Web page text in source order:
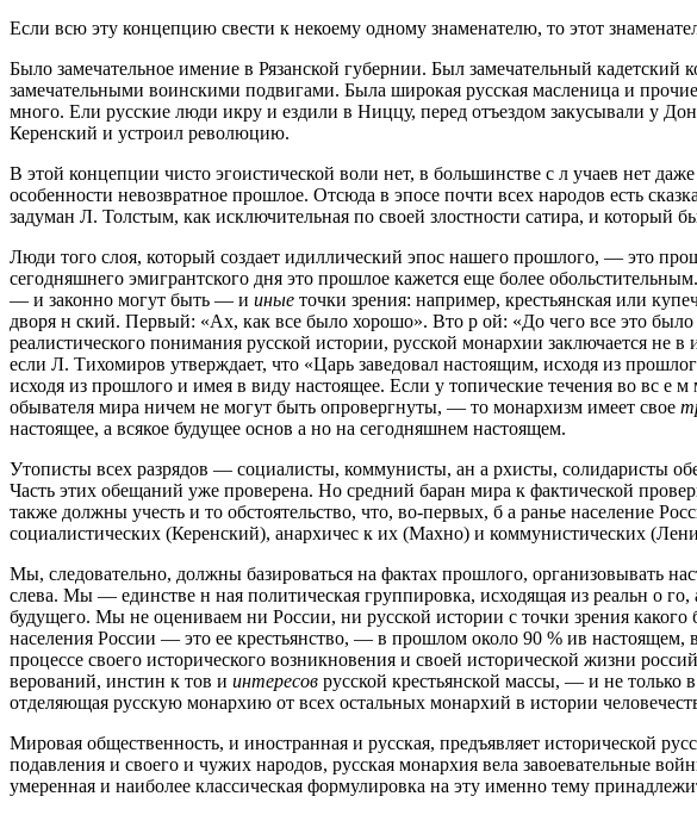
Если всю эту концепцию свести к некоему одному знаменателю, то этот
Было замечательное имение в Рязанской губернии. Был замечательный
замечательными воинскими подвигами. Была широкая русская масленица и
много. Ели русские люди икру и ездили в Ниццу, перед отъездом закусывали у
Керенский и устроил революцию.
В этой концепции чисто эгоистической воли нет, в большинстве с л учаев нет
особенности невозвратное прошлое. Отсюда в эпосе почти всех народов есть
задуман Л. Толстым, как исключительная по своей злостности сатира, и который
Люди того слоя, который создает идиллический эпос нашего прошлого, — это
сегодняшнего эмигрантского дня это прошлое кажется еще более
— и законно могут быть — и иные точки зрения: например, крестьянская или
дворя н ский. Первый: «Ах, как все было хорошо». Вто р ой: «До чего все это
реалистического понимания русской истории, русской монархии заключается
если Л. Тихомиров утверждает, что «Царь заведовал настоящим, исходя из
исходя из прошлого и имея в виду настоящее. Если у топические течения во вс
обывателя мира ничем не могут быть опровергнуты, — то монархизм имеет свое
настоящее, а всякое будущее основ а но на сегодняшнем настоящем.
Утописты всех разрядов — социалисты, коммунисты, ан а рхисты, солидаристы
Часть этих обещаний уже проверена. Но средний баран мира к фактической
также должны учесть и то обстоятельство, что, во-первых, б а ранье население
социалистических (Керенский), анархичес к их (Махно) и коммунистических
Мы, следовательно, должны базироваться на фактах прошлого, организовывать
слева. Мы — единстве н ная политическая группировка, исходящая из реальн о
будущего. Мы не оцениваем ни России, ни русской истории с точки зрения
населения России — это ее крестьянство, — в прошлом около 90 % ив настоящем,
процессе своего исторического возникновения и своей исторической жизни
верований, инстин к тов и интересов русской крестьянской массы, — и не только
отделяющая русскую монархию от всех остальных монархий в истории
Мировая общественность, и иностранная и русская, предъявляет исторической
подавления и своего и чужих народов, русская монархия вела завоевательные
умеренная и наиболее классическая формулировка на эту именно тему